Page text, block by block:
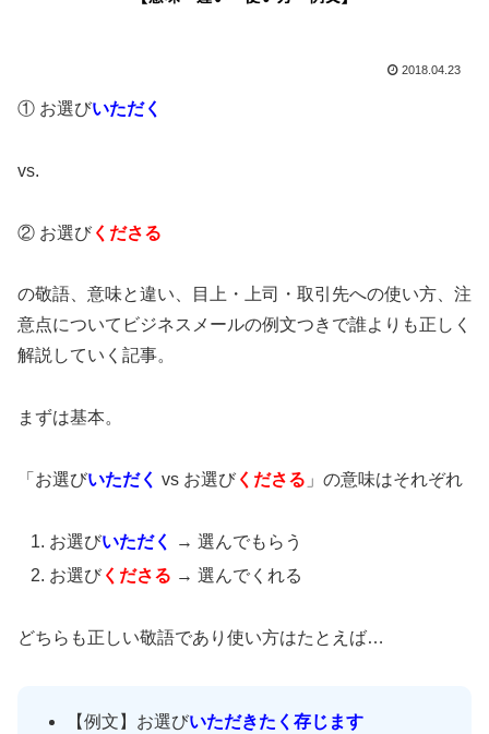
2018.04.23
① お選びいただく
vs.
② お選び くださる
の敬語、意味と違い、目上・上司・取引先への使い方、注
意点についてビジネスメールの例文つきで誰よりも正しく
解説していく記事。
まずは基本。
「お選びいただく vs お選び くださる 」の意味はそれぞれ
お選びいただく
→ 選んでもらう
お選び くださる → 選んでくれる
どちらも正しい敬語であり使い方はたとえば…
【例文】お選びいただきたく存じます